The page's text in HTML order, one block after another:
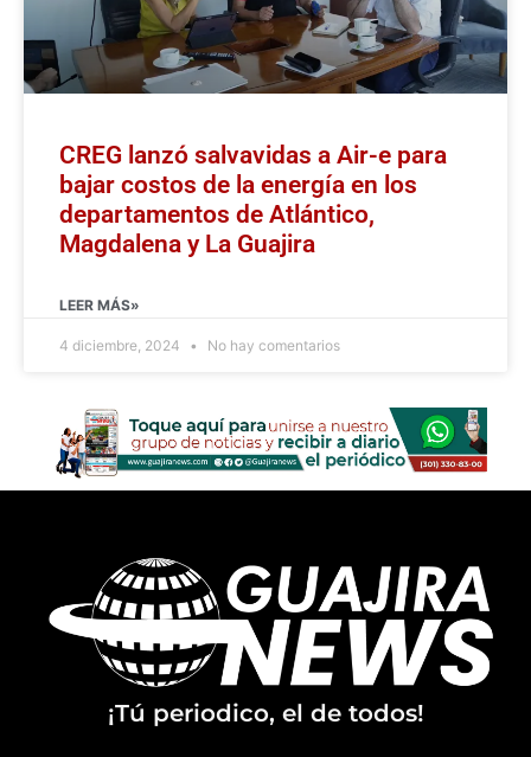
CREG lanzó salvavidas a Air-e para
bajar costos de la energía en los
departamentos de Atlántico,
Magdalena y La Guajira
LEER MÁS»
4 diciembre, 2024 No hay comentarios
¡Tú periodico, el de todos!